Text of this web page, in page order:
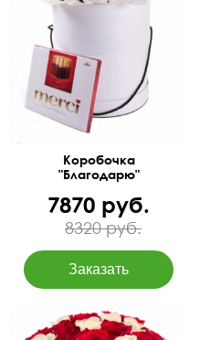
Свежие розы в коробке и
конфеты Мерси.
Коробочка
"Благодарю"
7870 руб.
8320 руб.